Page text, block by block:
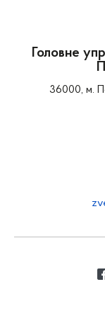
Головне
36000, м.